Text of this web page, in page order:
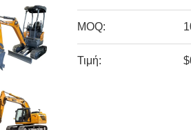
MOQ:
Τιμή: